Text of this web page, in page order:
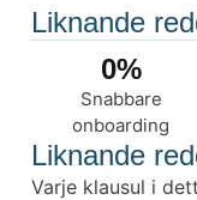
Liknande
Snabbare
onboarding
0%
Liknande
Varje klausul i